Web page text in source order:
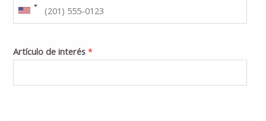
Artículo de interés*